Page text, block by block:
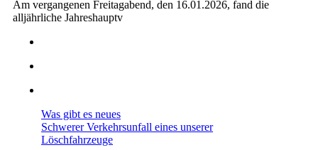
Am vergangenen Freitagabend, den 16.01.2026, fand die
alljährliche Jahreshauptv
Was gibt es neues
Schwerer Verkehrsunfall eines unserer
Löschfahrzeuge